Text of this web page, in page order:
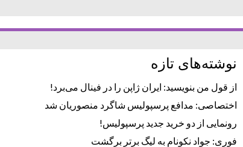
نوشته‌های تازه
از قول من بنویسید: ایران ژاپن را در فینال می‌برد!
اختصاصی: مدافع پرسپولیس شاگرد منصوریان شد
رونمایی از دو خرید جدید پرسپولیس!
فوری: جواد نکونام به لیگ برتر برگشت